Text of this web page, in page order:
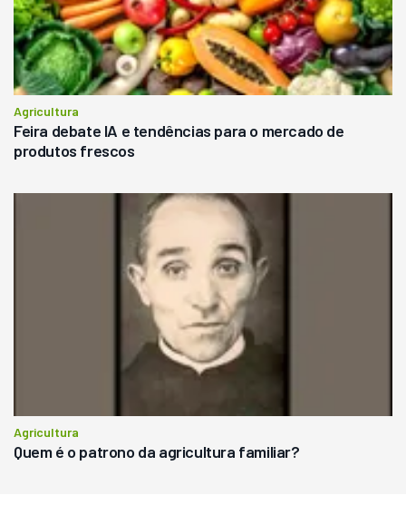
Agricultura
Feira debate IA e tendências para o mercado de
produtos frescos
Agricultura
Quem é o patrono da agricultura familiar?